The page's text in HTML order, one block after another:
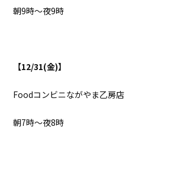
朝9時～夜9時
【12/31(金)】
Foodコンビニながやま乙房店
朝7時～夜8時